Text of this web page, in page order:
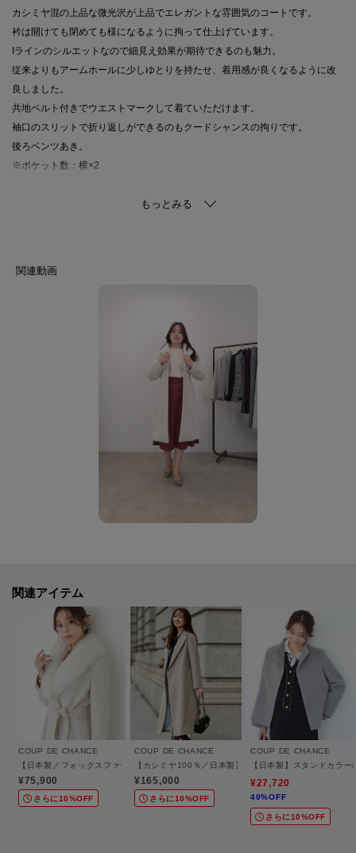
カシミヤ混の上品な微光沢が上品でエレガントな雰囲気のコートです。
衿は開けても閉めても様になるように拘って仕上げています。
Iラインのシルエットなので細見え効果が期待できるのも魅力。
従来よりもアームホールに少しゆとりを持たせ、着用感が良くなるように改
良しました。
共地ベルト付きでウエストマークして着ていただけます。
袖口のスリットで折り返しができるのもクードシャンスの拘りです。
後ろベンツあき。
※ポケット数：横×2
ワイドパンツと合わせるとシャープさがプラスされ、スタイリッシュな着こ
※照明の関係により、実際よりも色味が違って見える場合があります。ま
た、パソコン・スマートフォンなどの環境により、若干製品と画像のカラー
が異なる場合もございます。
モデル情報：身長169cm B83 W61 H89 着用サイズ：38（M）
関連アイテム
COUP DE CHANCE
【日本製／フォックスファー／カシミヤ混】ファー付ウールコート
¥75,900
さらに10%OFF
COUP DE CHANCE
【カシミヤ100％／日本製】ロングガウンコート
¥165,000
さらに10%OFF
COUP DE CHANCE
【日本製】スタンドカラ
¥27,720
40%OFF
さらに10%OFF